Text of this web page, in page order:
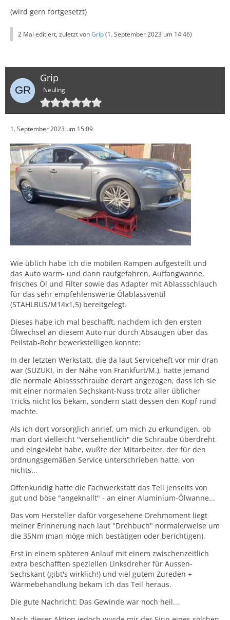
(wird gern fortgesetzt)
2 Mal editiert, zuletzt vonGrip(1. September 2023 um 14:46)
Grip
Neuling
1. September 2023 um 15:09
Wie üblich habe ich die mobilen Rampen aufgestellt und
das Auto warm- und dann raufgefahren, Auffangwanne,
frisches Öl und Filter sowie das Adapter mit Ablassschlauch
für das sehr empfehlenswerte Ölablassventil
(STAHLBUS/M14x1,5) bereitgelegt.
Dieses habe ich mal beschafft, nachdem ich den ersten
Ölwechsel an diesem Auto nur durch Absaugen über das
Peilstab-Rohr bewerkstelligen konnte:
In der letzten Werkstatt, die da laut Serviceheft vor mir dran
war (SUZUKI, in der Nähe von Frankfurt/M.), hatte jemand
die normale Ablassschraube derart angezogen, dass ich sie
mit einer normalen Sechskant-Nuss trotz aller üblicher
Tricks nicht los bekam, sondern statt dessen den Kopf rund
machte.
Als ich dort vorsorglich anrief, um mich zu erkundigen, ob
man dort vielleicht "versehentlich" die Schraube überdreht
und eingeklebt habe, wußte der Mitarbeiter, der für den
ordnungsgemäßen Service unterschrieben hatte, von
nichts...
Offenkundig hatte die Fachwerkstatt das Teil jenseits von
gut und böse "angeknallt" - an einer Aluminium-Ölwanne...
Das vom Hersteller dafür vorgesehene Drehmoment liegt
meiner Erinnerung nach laut "Drehbuch" normalerweise um
die 35Nm (man möge mich bestätigen oder berichtigen).
Erst in einem späteren Anlauf mit einem zwischenzeitlich
extra beschafften speziellen Linksdreher für Aussen-
Sechskant (gibt's wirklich!) und viel gutem Zureden +
Wärmebehandlung bekam ich das Teil heraus.
Die gute Nachricht: Das Gewinde war noch heil...